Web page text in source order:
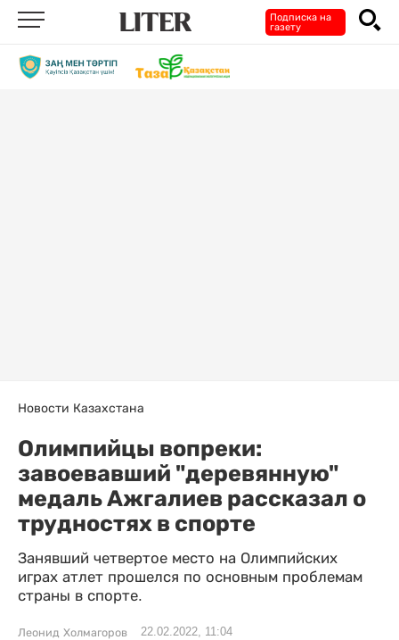
Подписка на
газету
Новости Казахстана
Олимпийцы вопреки:
завоевавший "деревянную"
медаль Ажгалиев рассказал о
трудностях в спорте
Занявший четвертое место на Олимпийских
играх атлет прошелся по основным проблемам
страны в спорте.
Леонид Холмагоров 22.02.2022, 11:04